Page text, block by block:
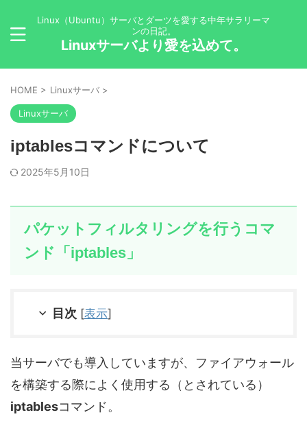
Linux（Ubuntu）サーバとダーツを愛する中年サラリーマ
ンの日記。
Linuxサーバより愛を込めて。
HOME > Linuxサーバ >
Linuxサーバ
iptablesコマンドについて
2025年5月10日
パケットフィルタリングを行うコマ
ンド「iptables」
目次 [表示]
当サーバでも導入していますが、ファイアウォール
を構築する際によく使用する（とされている）
iptablesコマンド。